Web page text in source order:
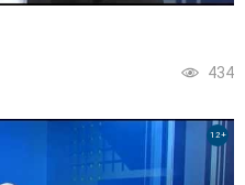
434
12+